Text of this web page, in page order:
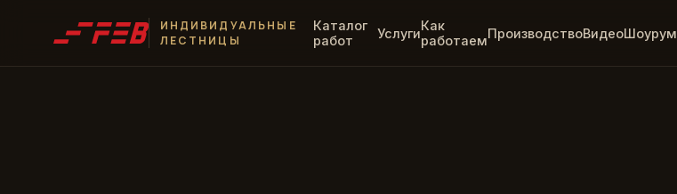
ИНДИВИДУАЛЬНЫЕ
ЛЕСТНИЦЫ
Каталог
работ
УслугиКак
работаемПроизводствоВидеоШоурум